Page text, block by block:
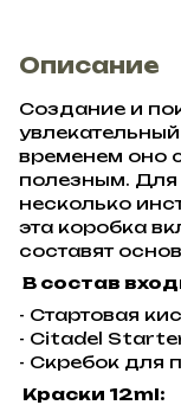
Описание
Создание и
временем оно
полезным. Для
несколько
эта коробка
составят
В состав
- Стартовая
- Citadel
- Скребок для
Краски 12ml: